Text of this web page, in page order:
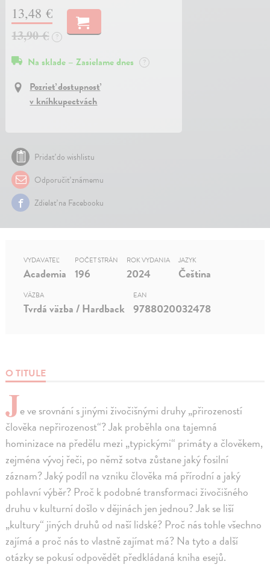
13,48 €
13,90 €
?
Na sklade – Zasielame dnes ?
Pozrieť dostupnosť
v kníhkupectvách
Pridať do wishlistu
Odporučiť známemu
Zdielať na Facebooku
O TITULE
Je ve srovnání s jinými živočišnými druhy „přirozeností
člověka nepřirozenost“? Jak proběhla ona tajemná
hominizace na předělu mezi „typickými“ primáty a člověkem,
zejména vývoj řeči, po němž sotva zůstane jaký fosilní
záznam? Jaký podíl na vzniku člověka má přírodní a jaký
pohlavní výběr? Proč k podobné transformaci živočišného
druhu v kulturní došlo v dějinách jen jednou? Jak se liší
„kultury“ jiných druhů od naší lidské? Proč nás tohle všechno
zajímá a proč nás to vlastně zajímat má? Na tyto a další
otázky se pokusí odpovědět předkládaná kniha esejů.
VYDAVATEĽ
Academia
POČET STRÁN
196
ROK VYDANIA
2024
JAZYK
Čeština
VÄZBA
Tvrdá väzba / Hardback
EAN
9788020032478